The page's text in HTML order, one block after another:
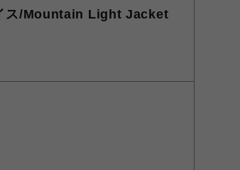
ス/Mountain Light Jacket